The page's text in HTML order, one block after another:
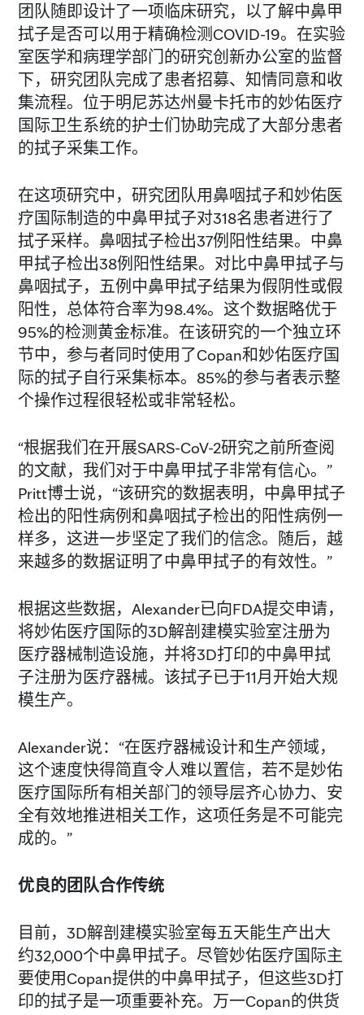
团队随即设计了一项临床研究，以了解中鼻甲
拭子是否可以用于精确检测COVID-19。在实验
室医学和病理学部门的研究创新办公室的监督
下，研究团队完成了患者招募、知情同意和收
集流程。位于明尼苏达州曼卡托市的妙佑医疗
国际卫生系统的护士们协助完成了大部分患者
的拭子采集工作。
在这项研究中，研究团队用鼻咽拭子和妙佑医
疗国际制造的中鼻甲拭子对318名患者进行了
拭子采样。鼻咽拭子检出37例阳性结果。中鼻
甲拭子检出38例阳性结果。对比中鼻甲拭子与
鼻咽拭子，五例中鼻甲拭子结果为假阴性或假
阳性，总体符合率为98.4%。这个数据略优于
95%的检测黄金标准。在该研究的一个独立环
节中，参与者同时使用了Copan和妙佑医疗国
际的拭子自行采集标本。85%的参与者表示整
个操作过程很轻松或非常轻松。
“根据我们在开展SARS-CoV-2研究之前所查阅
的文献，我们对于中鼻甲拭子非常有信心。”
Pritt博士说，“该研究的数据表明，中鼻甲拭子
检出的阳性病例和鼻咽拭子检出的阳性病例一
样多，这进一步坚定了我们的信念。随后，越
来越多的数据证明了中鼻甲拭子的有效性。”
根据这些数据，Alexander已向FDA提交申请，
将妙佑医疗国际的3D解剖建模实验室注册为
医疗器械制造设施，并将3D打印的中鼻甲拭
子注册为医疗器械。该拭子已于11月开始大规
模生产。
Alexander说：“在医疗器械设计和生产领域，
这个速度快得简直令人难以置信，若不是妙佑
医疗国际所有相关部门的领导层齐心协力、安
全有效地推进相关工作，这项任务是不可能完
成的。”
优良的团队合作传统
目前，3D解剖建模实验室每五天能生产出大
约32,000个中鼻甲拭子。尽管妙佑医疗国际主
要使用Copan提供的中鼻甲拭子，但这些3D打
印的拭子是一项重要补充。万一Copan的供货